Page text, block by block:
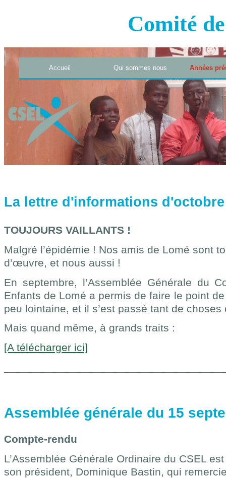
Comité
Accueil Qui sommes nous Années
La lettre d'informations d'octobre
TOUJOURS VAILLANTS !
Malgré l’épidémie ! Nos amis de Lomé sont
d’œuvre, et nous aussi !
En septembre, l’Assemblée Générale du
Enfants de Lomé a permis de faire le point
peu lointaine, et il s’est passé tant de
Mais quand même, à grands traits :
[A télécharger ici]
Assemblée générale du 15
Compte-rendu
L’Assemblée Générale Ordinaire du CSEL
son président, Dominique Bastin, qui